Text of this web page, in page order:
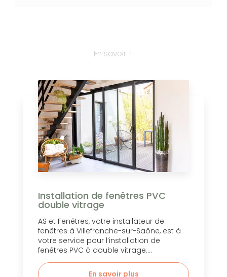
En savoir +
Installation de fenêtres PVC
double vitrage
AS et Fenêtres, votre installateur de
fenêtres à Villefranche-sur-Saône, est à
votre service pour l’installation de
fenêtres PVC à double vitrage....
En savoir plus